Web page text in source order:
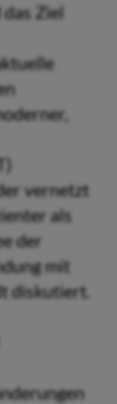
Ziel
vernetzt
als
der
mit
diskutiert.